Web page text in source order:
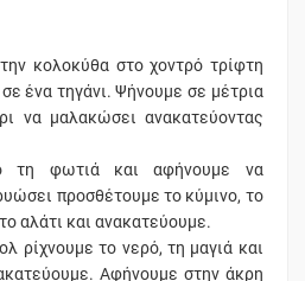
κολοκύθα στο χοντρό τρίφτη
ένα τηγάνι. Ψήνουμε σε μέτρια
να μαλακώσει ανακατεύοντας
τη φωτιά και αφήνουμε να
προσθέτουμε το κύμινο, το
αλάτι και ανακατεύουμε.
ρίχνουμε το νερό, τη μαγιά και
Αφήνουμε στην άκρη